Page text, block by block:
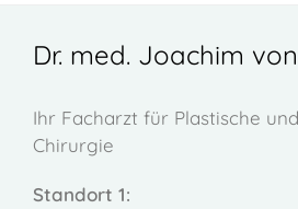
Dr. med. Joachim
Ihr Facharzt für Plastische
Chirurgie
Standort 1: